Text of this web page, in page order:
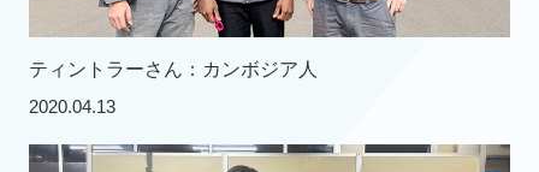
ティントラーさん：カンボジア人
2020.04.13